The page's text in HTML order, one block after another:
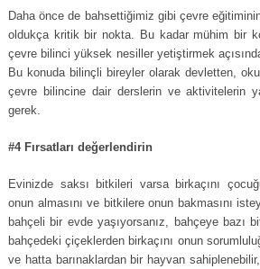
Daha önce de bahsettiğimiz gibi çevre
oldukça kritik bir nokta. Bu kadar mühim bir
çevre bilinci yüksek nesiller yetiştirmek
Bu konuda bilinçli bireyler olarak devletten,
çevre bilincine dair derslerin ve aktivitelerin
gerek.
#4 Fırsatları değerlendirin
Evinizde saksı bitkileri varsa birkaçını
onun almasını ve bitkilere onun bakmasını
bahçeli bir evde yaşıyorsanız, bahçeye bazı
bahçedeki çiçeklerden birkaçını onun
ve hatta barınaklardan bir hayvan